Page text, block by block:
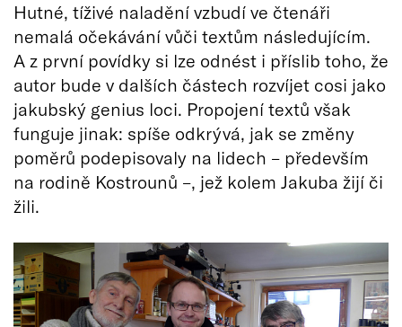
Hutné, tíživé naladění vzbudí ve čtenáři
nemalá očekávání vůči textům následujícím.
A z první povídky si lze odnést i příslib toho, že
autor bude v dalších částech rozvíjet cosi jako
jakubský genius loci. Propojení textů však
funguje jinak: spíše odkrývá, jak se změny
poměrů podepisovaly na lidech – především
na rodině Kostrounů –, jež kolem Jakuba žijí či
žili.